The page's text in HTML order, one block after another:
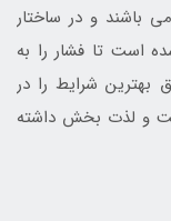
باشند و در ساختار
است تا فشار را به
بهترین شرایط را در
و لذت بخش داشته